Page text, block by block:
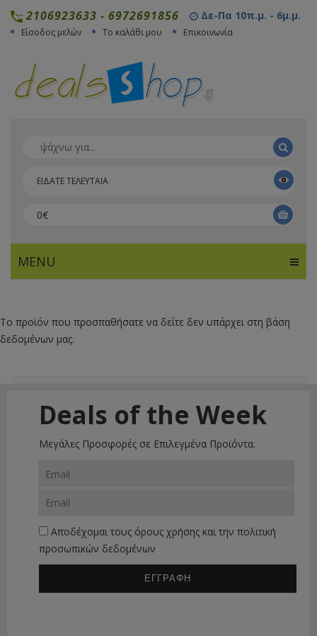
2106923633 - 6972691856 Δε-Πα 10π.μ. - 6μ.μ.
Είσοδος μελών Το καλάθι μου Επικοινωνία
ΕΙΔΑΤΕ ΤΕΛΕΥΤΑΙΑ
0€
MENU
Το προϊόν που προσπαθήσατε να δείτε δεν υπάρχει στη βάση
δεδομένων μας.
Deals of the Week
Μεγάλες Προσφορές σε Επιλεγμένα Προϊόντα.
Αποδέχομαι τους όρους χρήσης και την πολιτική
προσωπικών δεδομένων
ΕΓΓΡΑΦΗ